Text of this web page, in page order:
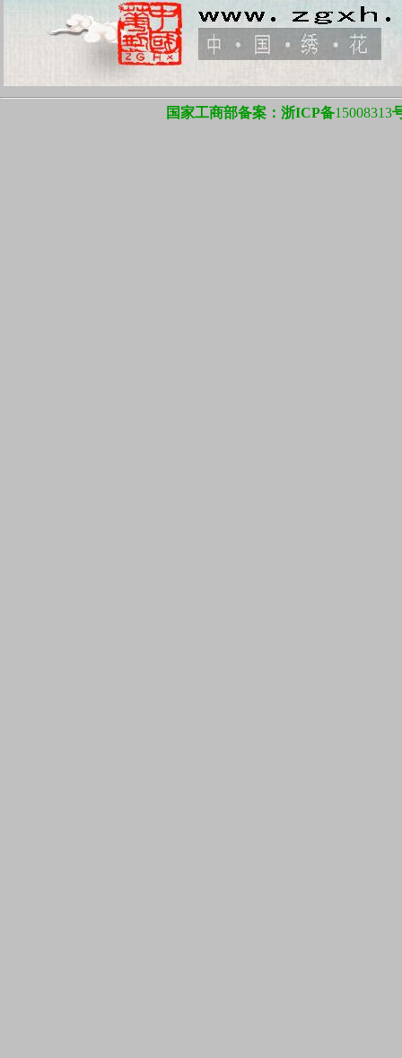
国家工商部备案：浙ICP备15008313